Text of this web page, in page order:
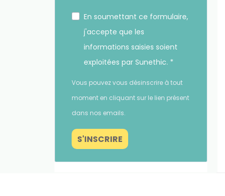
aux informations des appareils. Le
ou les ID uniques sur ce site. Le fait
Continuer sans accepter
En soumettant ce formulaire,
j'accepte que les
informations saisies soient
exploitées par Sunethic. *
Vous pouvez vous désinscrire à tout
moment en cliquant sur le lien présent
dans nos emails.
S'INSCRIRE